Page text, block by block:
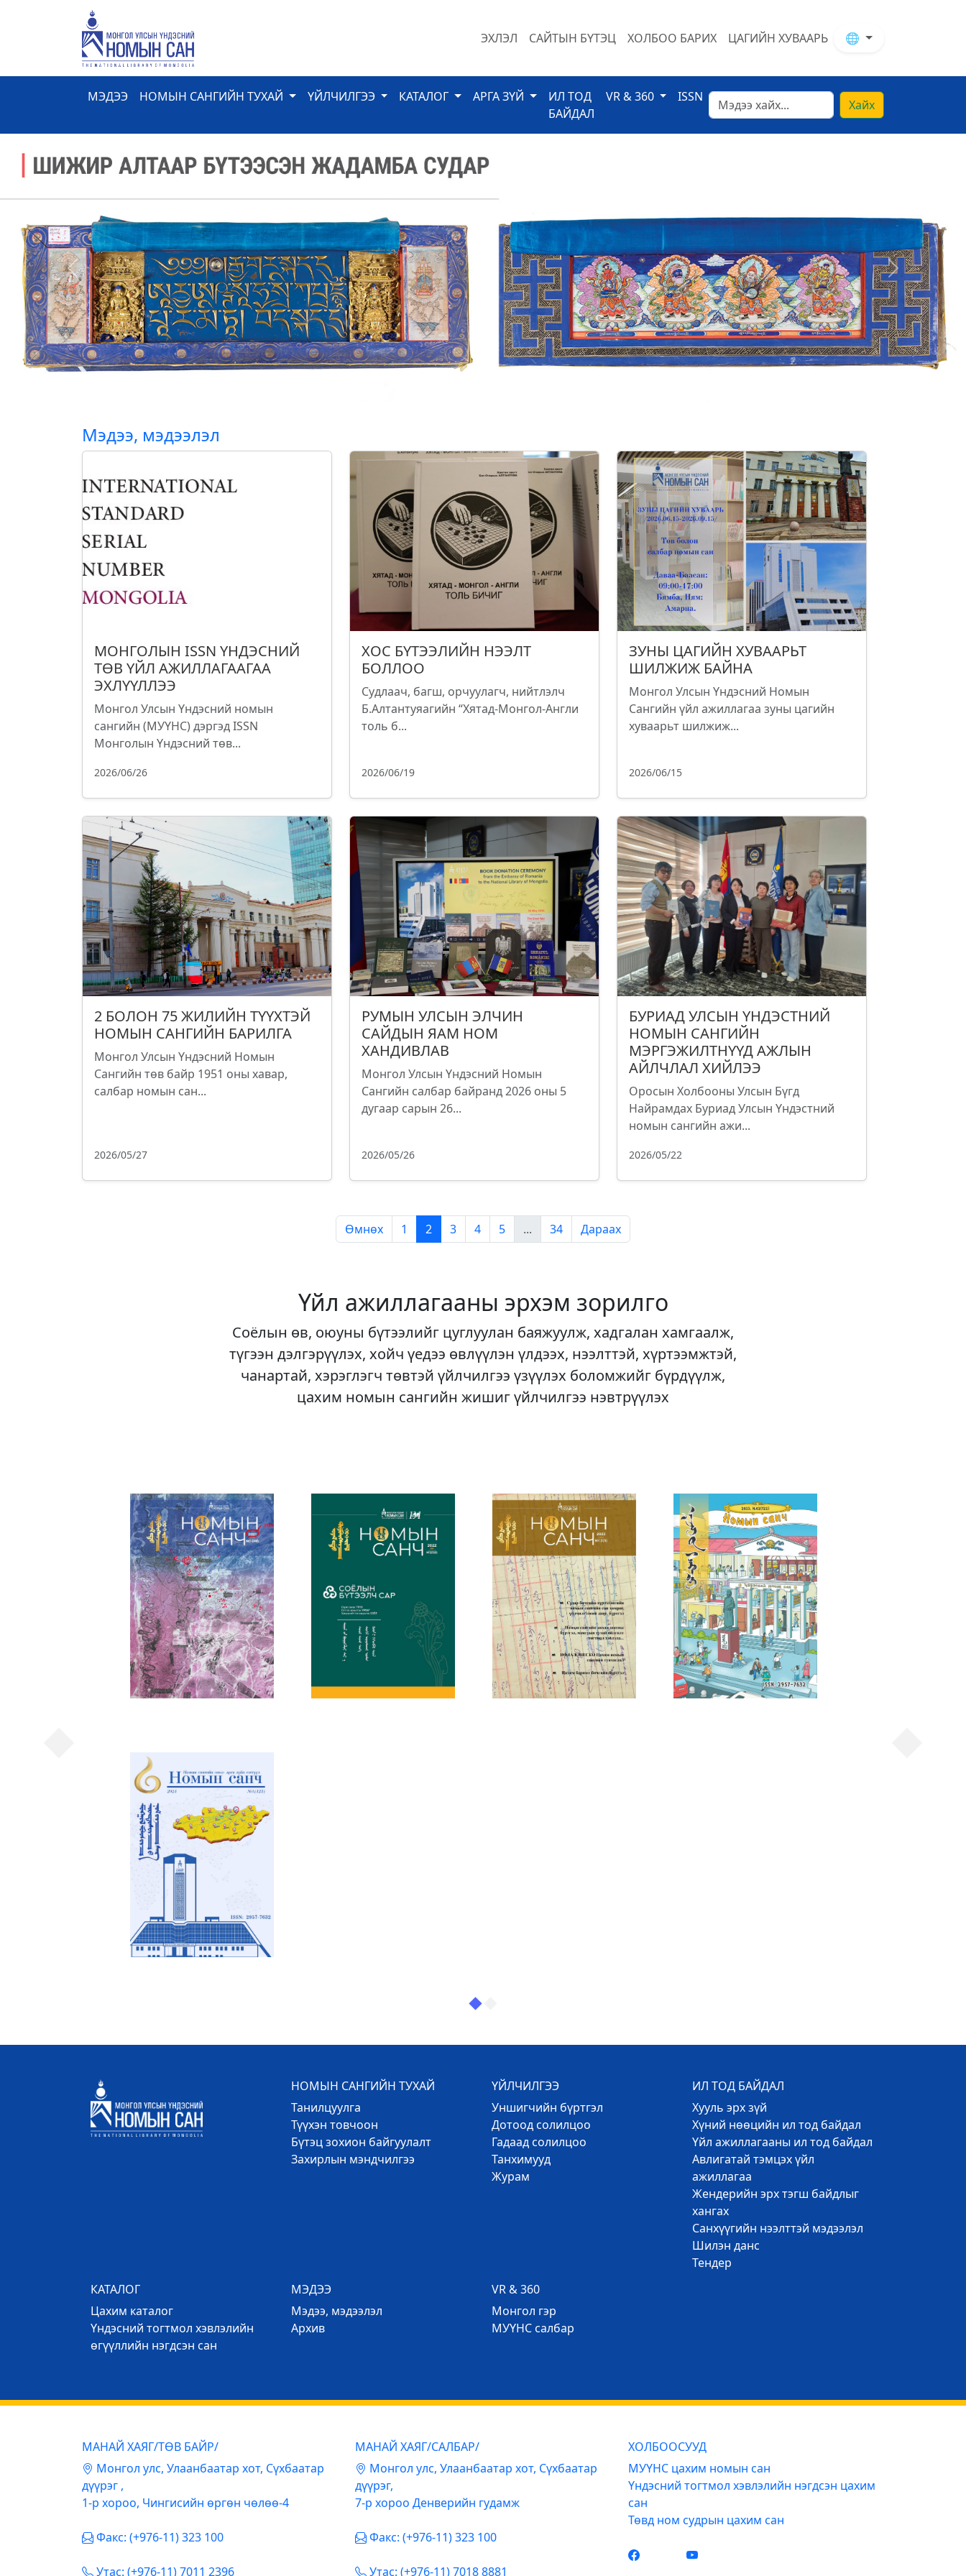
ЭХЛЭЛ САЙТЫН БҮТЭЦ ХОЛБОО БАРИХ ЦАГИЙН ХУВААРЬ 🌐
МЭДЭЭ НОМЫН САНГИЙН ТУХАЙ ҮЙЛЧИЛГЭЭ КАТАЛОГ АРГА ЗҮЙ
ИЛ ТОД
БАЙДАЛ
VR & 360 ISSN
Хайх
Previous Next
Мэдээ, мэдээлэл
МОНГОЛЫН ISSN ҮНДЭСНИЙ
ТӨВ ҮЙЛ АЖИЛЛАГААГАА
ЭХЛҮҮЛЛЭЭ
Монгол Улсын Үндэсний номын
сангийн (МУҮНС) дэргэд ISSN
Монголын Үндэсний төв...
2026/06/26
ХОС БҮТЭЭЛИЙН НЭЭЛТ
БОЛЛОО
Судлаач, багш, орчуулагч, нийтлэлч
Б.Алтантуяагийн “Хятад-Монгол-Англи
толь б...
2026/06/19
ЗУНЫ ЦАГИЙН ХУВААРЬТ
ШИЛЖИЖ БАЙНА
Монгол Улсын Үндэсний Номын
Сангийн үйл ажиллагаа зуны цагийн
хуваарьт шилжиж...
2026/06/15
2 БОЛОН 75 ЖИЛИЙН ТҮҮХТЭЙ
НОМЫН САНГИЙН БАРИЛГА
Монгол Улсын Үндэсний Номын
Сангийн төв байр 1951 оны хавар,
салбар номын сан...
2026/05/27
РУМЫН УЛСЫН ЭЛЧИН
САЙДЫН ЯАМ НОМ
ХАНДИВЛАВ
Монгол Улсын Үндэсний Номын
Сангийн салбар байранд 2026 оны 5
дугаар сарын 26...
2026/05/26
БУРИАД УЛСЫН ҮНДЭСТНИЙ
НОМЫН САНГИЙН
МЭРГЭЖИЛТНҮҮД АЖЛЫН
АЙЛЧЛАЛ ХИЙЛЭЭ
Оросын Холбооны Улсын Бүгд
Найрамдах Буриад Улсын Үндэстний
номын сангийн ажи...
2026/05/22
Өмнөх 1 2 3 4 5 ... 34 Дараах
Үйл ажиллагааны эрхэм зорилго
Соёлын өв, оюуны бүтээлийг цуглуулан баяжуулж, хадгалан хамгаалж,
түгээн дэлгэрүүлэх, хойч үедээ өвлүүлэн үлдээх, нээлттэй, хүртээмжтэй,
чанартай, хэрэглэгч төвтэй үйлчилгээ үзүүлэх боломжийг бүрдүүлж,
цахим номын сангийн жишиг үйлчилгээ нэвтрүүлэх
НОМЫН САНГИЙН ТУХАЙ
Танилцуулга
Түүхэн товчоон
Бүтэц зохион байгуулалт
Захирлын мэндчилгээ
ҮЙЛЧИЛГЭЭ
Уншигчийн бүртгэл
Дотоод солилцоо
Гадаад солилцоо
Танхимууд
Журам
ИЛ ТОД БАЙДАЛ
Хууль эрх зүй
Хүний нөөцийн ил тод байдал
Үйл ажиллагааны ил тод байдал
Авлигатай тэмцэх үйл
ажиллагаа
Жендерийн эрх тэгш байдлыг
хангах
Санхүүгийн нээлттэй мэдээлэл
Шилэн данс
Тендер
КАТАЛОГ
Цахим каталог
Үндэсний тогтмол хэвлэлийн
өгүүллийн нэгдсэн сан
МЭДЭЭ
Mэдээ, мэдээлэл
Архив
VR & 360
Mонгол гэр
МУҮНС салбар
МАНАЙ ХАЯГ/ТӨВ БАЙР/
Mонгол улс, Улаанбаатар хот, Сүхбаатар
дүүрэг ,
1-р хороо, Чингисийн өргөн чөлөө-4
Факс: (+976-11) 323 100
Утас: (+976-11) 7011 2396
МАНАЙ ХАЯГ/САЛБАР/
Mонгол улс, Улаанбаатар хот, Сүхбаатар
дүүрэг,
7-р хороо Денверийн гудамж
Факс: (+976-11) 323 100
Утас: (+976-11) 7018 8881
ХОЛБООСУУД
МУҮНС цахим номын сан
Үндэсний тогтмол хэвлэлийн нэгдсэн цахим
сан
Төвд ном судрын цахим сан